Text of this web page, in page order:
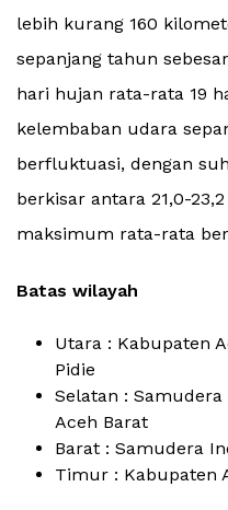
lebih kurang 160
sepanjang tahun
hari hujan rata-rata 19
kelembaban udara
berfluktuasi, dengan
berkisar antara 21,0-
maksimum rata-rata
Batas wilayah
Utara : Kabupaten
Pidie
Selatan :
Aceh Barat
Barat : Samudera
Timur : Kabupaten